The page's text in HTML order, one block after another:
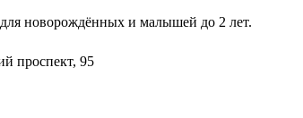
новорождённых и малышей до 2 лет.
проспект, 95